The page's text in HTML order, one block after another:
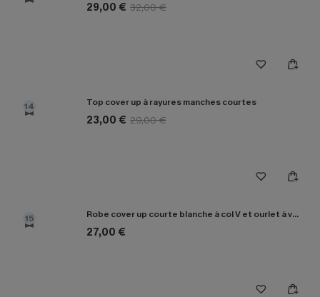
29,00 € 32,00 €
14 Top cover up à rayures manches courtes
23,00 € 29,00 €
15 Robe cover up courte blanche à col V et ourlet à volants
27,00 €